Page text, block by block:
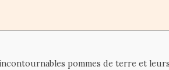
pommes de terre et